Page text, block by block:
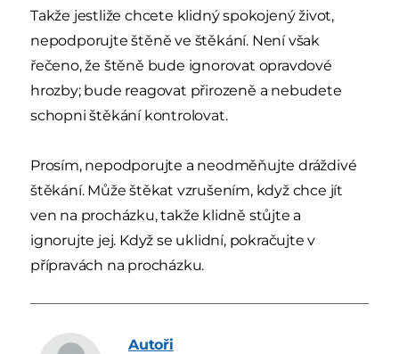
Takže jestliže chcete klidný spokojený život,
nepodporujte štěně ve štěkání. Není však
řečeno, že štěně bude ignorovat opravdové
hrozby; bude reagovat přirozeně a nebudete
schopni štěkání kontrolovat.
Prosím, nepodporujte a neodměňujte dráždivé
štěkání. Může štěkat vzrušením, když chce jít
ven na procházku, takže klidně stůjte a
ignorujte jej. Když se uklidní, pokračujte v
přípravách na procházku.
Autoři